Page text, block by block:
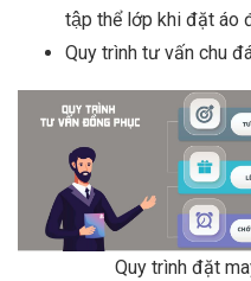
tập thể lớp khi đặt áo
Quy trình tư vấn chu
Quy trình đặt